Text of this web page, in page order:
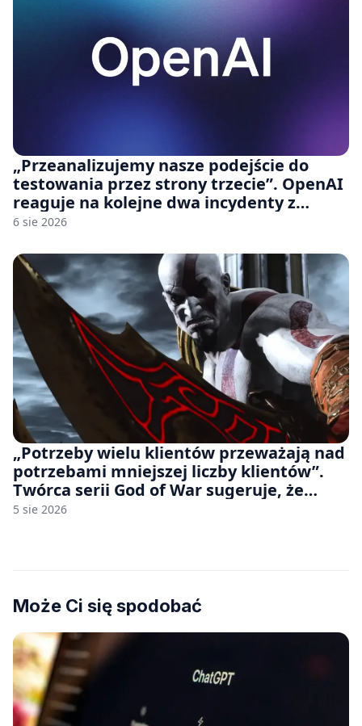
„Przeanalizujemy nasze podejście do
testowania przez strony trzecie”. OpenAI
reaguje na kolejne dwa incydenty z
udziałem autorskich modeli
6 sie 2026
„Potrzeby wielu klientów przeważają nad
potrzebami mniejszej liczby klientów”.
Twórca serii God of War sugeruje, że
rozumie, dlaczego Sony rezygnuje z gier
5 sie 2026
Może Ci się spodobać